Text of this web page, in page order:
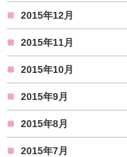
2015年12月
2015年11月
2015年10月
2015年9月
2015年8月
2015年7月